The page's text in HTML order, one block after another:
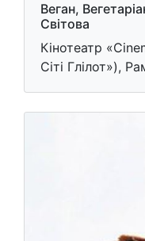
Веган,
Світова
Кінотеатр
Сіті Глілот»),